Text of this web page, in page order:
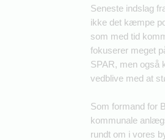
Seneste indslag
ikke det kæmpe
som med tid
fokuserer meget
SPAR, men også
vedblive med at
Som formand for
kommunale
rundt om i vores